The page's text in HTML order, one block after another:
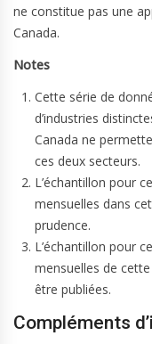
ne constitue pas une
Canada.
Notes
Cette série de
d’industries
Canada ne
ces deux secteurs.
L’échantillon pour
mensuelles dans
prudence.
L’échantillon pour
mensuelles de
être publiées.
Compléments